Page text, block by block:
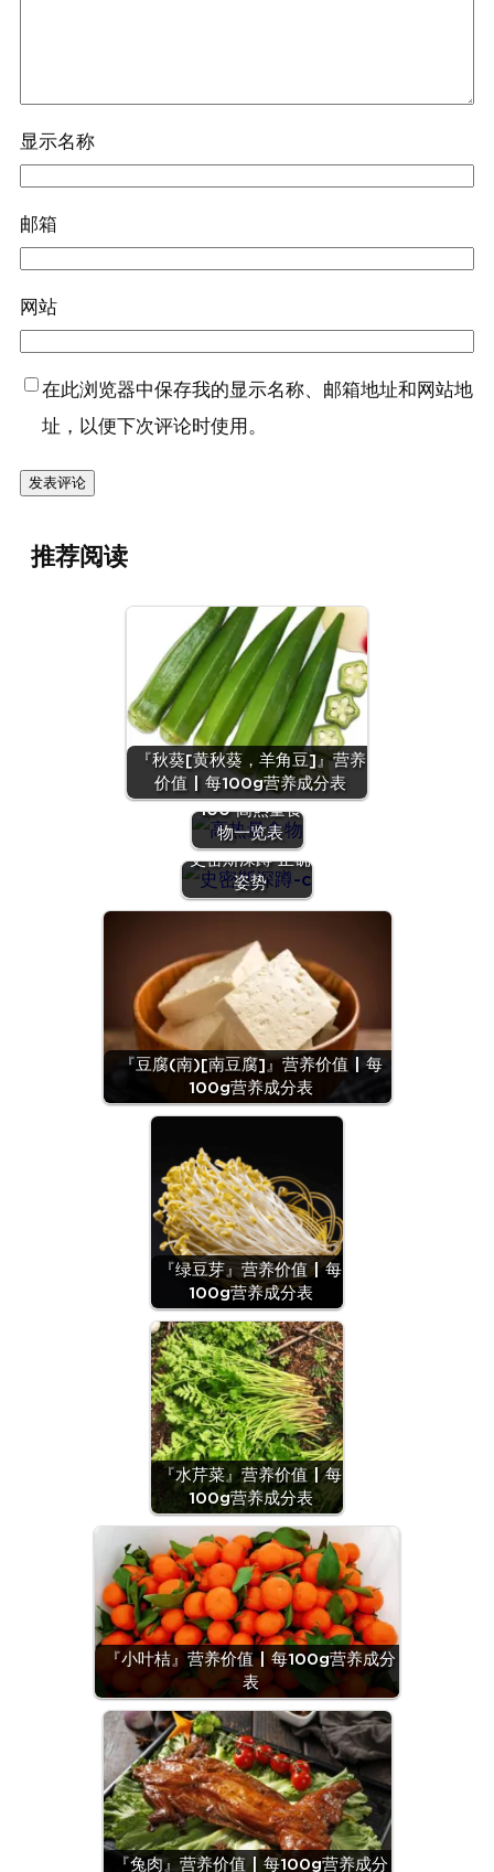
显示名称
邮箱
网站
在此浏览器中保存我的显示名称、邮箱地址和网站地
址，以便下次评论时使用。
推荐阅读
『秋葵[黄秋葵，羊角豆]』营养
价值 | 每100g营养成分表
高热量食物有
哪些？Top
100 高热量食
物一览表
史密斯深蹲 正确
姿势
『豆腐(南)[南豆腐]』营养价值 | 每
100g营养成分表
『绿豆芽』营养价值 | 每
100g营养成分表
『水芹菜』营养价值 | 每
100g营养成分表
『小叶桔』营养价值 | 每100g营养成分
表
『兔肉』营养价值 | 每100g营养成分